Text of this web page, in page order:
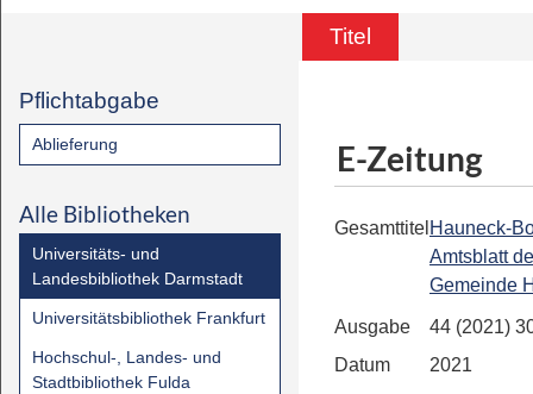
Titel
Pflichtabgabe
Ablieferung
Alle Bibliotheken
Universitäts- und
Landesbibliothek Darmstadt
Universitätsbibliothek Frankfurt
Hochschul-, Landes- und
Stadtbibliothek Fulda
E-Zeitung
Gesamttitel Hauneck-
Amtsblatt
Gemeinde
Ausgabe
44 (2021)
Datum
2021